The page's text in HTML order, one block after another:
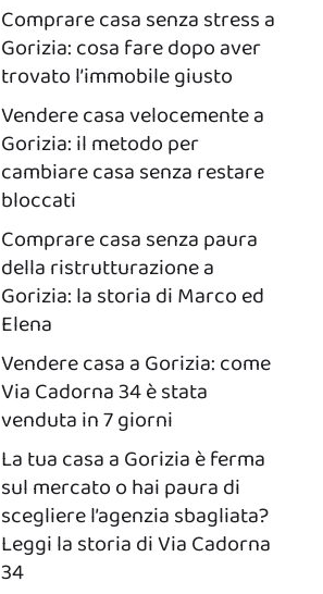
Comprare casa senza stress a
Gorizia: cosa fare dopo aver
trovato l’immobile giusto
Vendere casa velocemente a
Gorizia: il metodo per
cambiare casa senza restare
bloccati
Comprare casa senza paura
della ristrutturazione a
Gorizia: la storia di Marco ed
Elena
Vendere casa a Gorizia: come
Via Cadorna 34 è stata
venduta in 7 giorni
La tua casa a Gorizia è ferma
sul mercato o hai paura di
scegliere l’agenzia sbagliata?
Leggi la storia di Via Cadorna
34